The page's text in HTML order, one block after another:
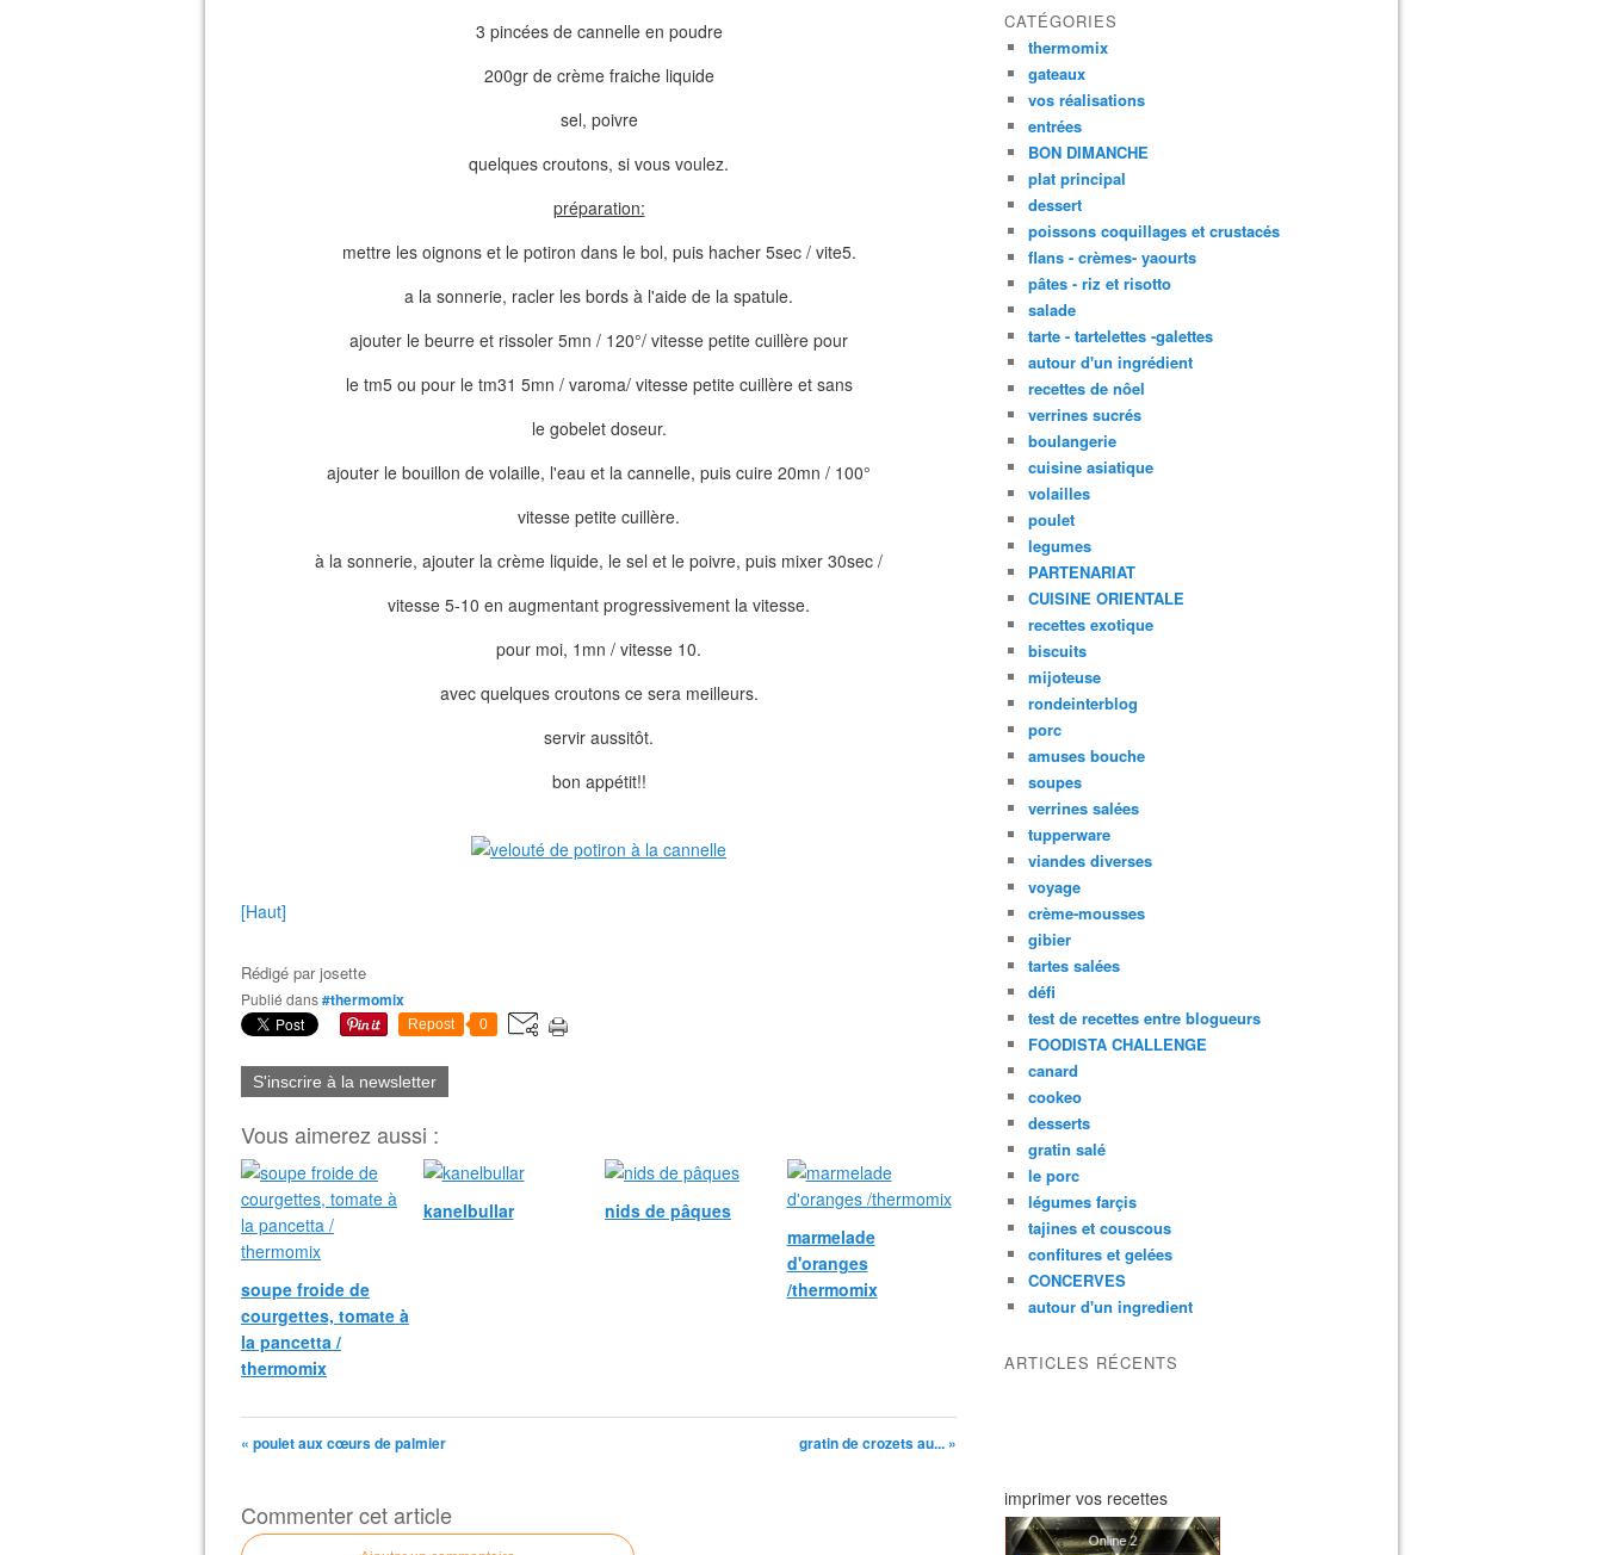
3 pincées de cannelle en poudre
200gr de crème fraiche liquide
sel, poivre
quelques croutons, si vous voulez.
préparation:
mettre les oignons et le potiron dans le bol, puis hacher 5sec / vite5.
a la sonnerie, racler les bords à l'aide de la spatule.
ajouter le beurre et rissoler 5mn / 120°/ vitesse petite cuillère pour
le tm5 ou pour le tm31 5mn / varoma/ vitesse petite cuillère et sans
le gobelet doseur.
ajouter le bouillon de volaille, l'eau et la cannelle, puis cuire 20mn / 100°
vitesse petite cuillère.
à la sonnerie, ajouter la crème liquide, le sel et le poivre, puis mixer 30sec /
vitesse 5-10 en augmentant progressivement la vitesse.
pour moi, 1mn / vitesse 10.
avec quelques croutons ce sera meilleurs.
servir aussitôt.
bon appétit!!
[Haut]
Rédigé parjosette
Publié dans#thermomix
Repost 0
S'inscrire à la newsletter
Vous aimerez aussi :
soupe froide de
courgettes, tomate à
la pancetta /
thermomix
kanelbullar
nids de pâques
marmelade
d'oranges
/thermomix
« poulet aux cœurs de palmier gratin de crozets au... »
Commenter cet article
CATÉGORIES
thermomix
gateaux
vos réalisations
entrées
BON DIMANCHE
plat principal
dessert
poissons coquillages et crustacés
flans - crèmes- yaourts
pâtes - riz et risotto
salade
tarte - tartelettes -galettes
autour d'un ingrédient
recettes de nôel
verrines sucrés
boulangerie
cuisine asiatique
volailles
poulet
legumes
PARTENARIAT
CUISINE ORIENTALE
recettes exotique
biscuits
mijoteuse
rondeinterblog
porc
amuses bouche
soupes
verrines salées
tupperware
viandes diverses
voyage
crème-mousses
gibier
tartes salées
défi
test de recettes entre blogueurs
FOODISTA CHALLENGE
canard
cookeo
desserts
gratin salé
le porc
légumes farçis
tajines et couscous
confitures et gelées
CONCERVES
autour d'un ingredient
ARTICLES RÉCENTS
imprimer vos recettes